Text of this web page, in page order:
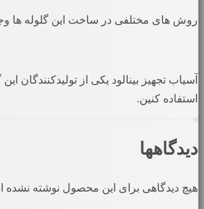
روش های مختلفی در ساخت این گلوله ها
آسیاب تجهیز بینالود یکی از تولیدکنندگان
استفاده کنین.
دیدگاهها
هیچ دیدگاهی برای این محصول نوشته